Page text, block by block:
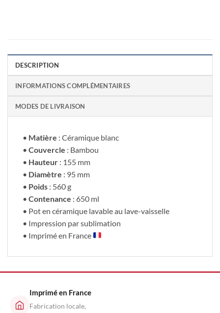
DESCRIPTION
INFORMATIONS COMPLÉMENTAIRES
MODES DE LIVRAISON
• Matière : Céramique blanc
• Couvercle : Bambou
• Hauteur : 155 mm
• Diamètre : 95 mm
• Poids : 560 g
• Contenance : 650 ml
• Pot en céramique lavable au lave-vaisselle
• Impression par sublimation
• Imprimé en France
Imprimé en France
Fabrication locale,